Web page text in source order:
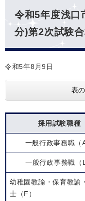
令和5年度浅口
分)第2次試験
令和5年8月9日
表
採用試験職種
一般行政事務職（A
一般行政事務職（L
幼稚園教諭・保育教諭
士（F）